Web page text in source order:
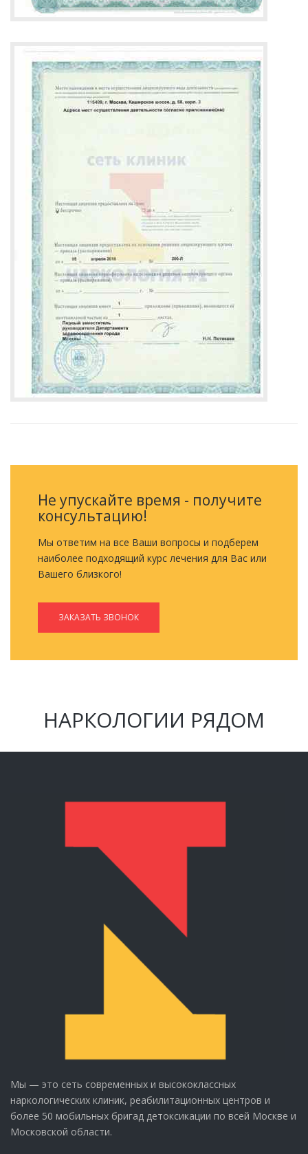
Не упускайте время - получите
консультацию!
Мы ответим на все Ваши вопросы и подберем
наиболее подходящий курс лечения для Вас или
Вашего близкого!
ЗАКАЗАТЬ ЗВОНОК
НАРКОЛОГИИ РЯДОМ
Мы — это сеть современных и высококлассных
наркологических клиник, реабилитационных центров и
более 50 мобильных бригад детоксикации по всей Москве и
Московской области.